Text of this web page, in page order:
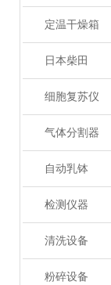
定温干燥箱
日本柴田
细胞复苏仪
气体分割器
自动乳钵
检测仪器
清洗设备
粉碎设备